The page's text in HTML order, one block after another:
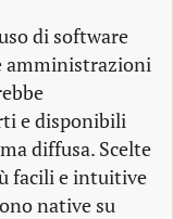
di software
amministrazioni
e disponibili
diffusa. Scelte
facili e intuitive
native su